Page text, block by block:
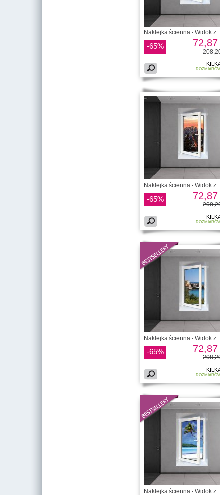
Naklejka ścienna - Widok z
-65% 72,87
Naklejka ścienna - Widok z
-65% 72,87
Naklejka ścienna - Widok z
-65% 72,87
Naklejka ścienna - Widok z